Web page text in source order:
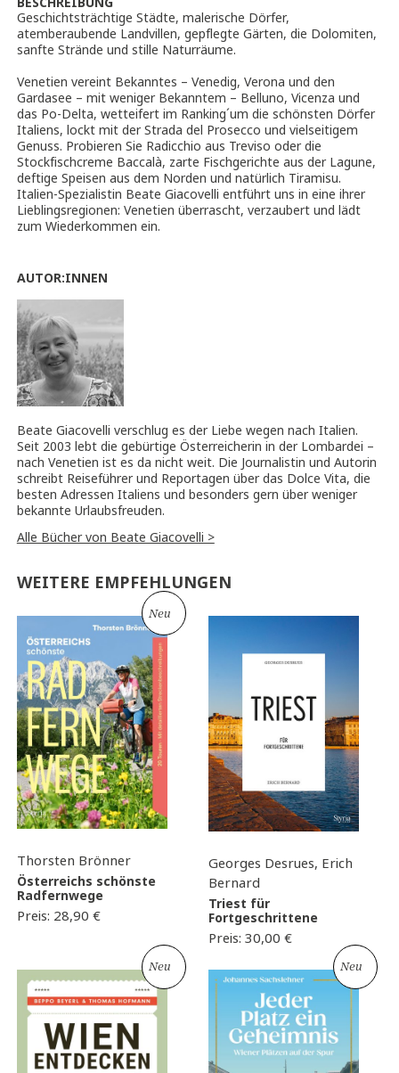
Geschichtsträchtige Städte, malerische Dörfer,
atemberaubende Landvillen, gepflegte Gärten, die Dolomiten,
sanfte Strände und stille Naturräume.
Venetien vereint Bekanntes – Venedig, Verona und den
Gardasee – mit weniger Bekanntem – Belluno, Vicenza und
das Po-Delta, wetteifert im Ranking´um die schönsten Dörfer
Italiens, lockt mit der Strada del Prosecco und vielseitigem
Genuss. Probieren Sie Radicchio aus Treviso oder die
Stockfischcreme Baccalà, zarte Fischgerichte aus der Lagune,
deftige Speisen aus dem Norden und natürlich Tiramisu.
Italien-Spezialistin Beate Giacovelli entführt uns in eine ihrer
Lieblingsregionen: Venetien überrascht, verzaubert und lädt
zum Wiederkommen ein.
AUTOR:INNEN
Beate Giacovelli verschlug es der Liebe wegen nach Italien.
Seit 2003 lebt die gebürtige Österreicherin in der Lombardei –
nach Venetien ist es da nicht weit. Die Journalistin und Autorin
schreibt Reiseführer und Reportagen über das Dolce Vita, die
besten Adressen Italiens und besonders gern über weniger
bekannte Urlaubsfreuden.
Alle Bücher von Beate Giacovelli >
WEITERE EMPFEHLUNGEN
Neu
Thorsten Brönner
Österreichs schönste
Radfernwege
Preis: 28,90 €
Georges Desrues, Erich
Bernard
Triest für
Fortgeschrittene
Preis: 30,00 €
Neu Neu